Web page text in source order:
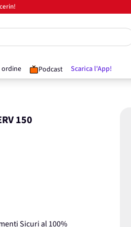
Podcast Scarica l'App!
150
Sicuri al 100%